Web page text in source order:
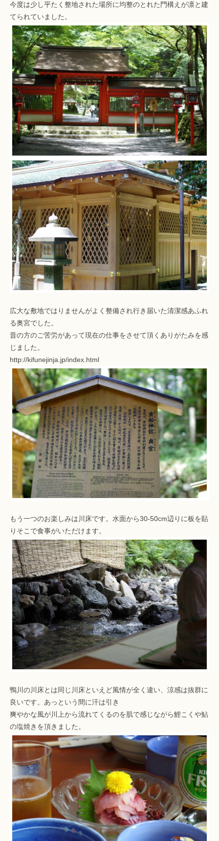
今度は少し平たく整地された場所に均整のとれた門構えが凛と建
てられていました。
広大な敷地ではりませんがよく整備され行き届いた清潔感あふれ
る奥宮でした。
昔の方のご苦労があって現在の仕事をさせて頂くありがたみを感
じました。
http://kifunejinja.jp/index.html
もう一つのお楽しみは川床です。水面から30-50cm辺りに板を貼
りそこで食事がいただけます。
鴨川の川床とは同じ川床といえど風情が全く違い、涼感は抜群に
良いです。あっという間に汗は引き
爽やかな風が川上から流れてくるのを肌で感じながら鯉こくや鮎
の塩焼きを頂きました。